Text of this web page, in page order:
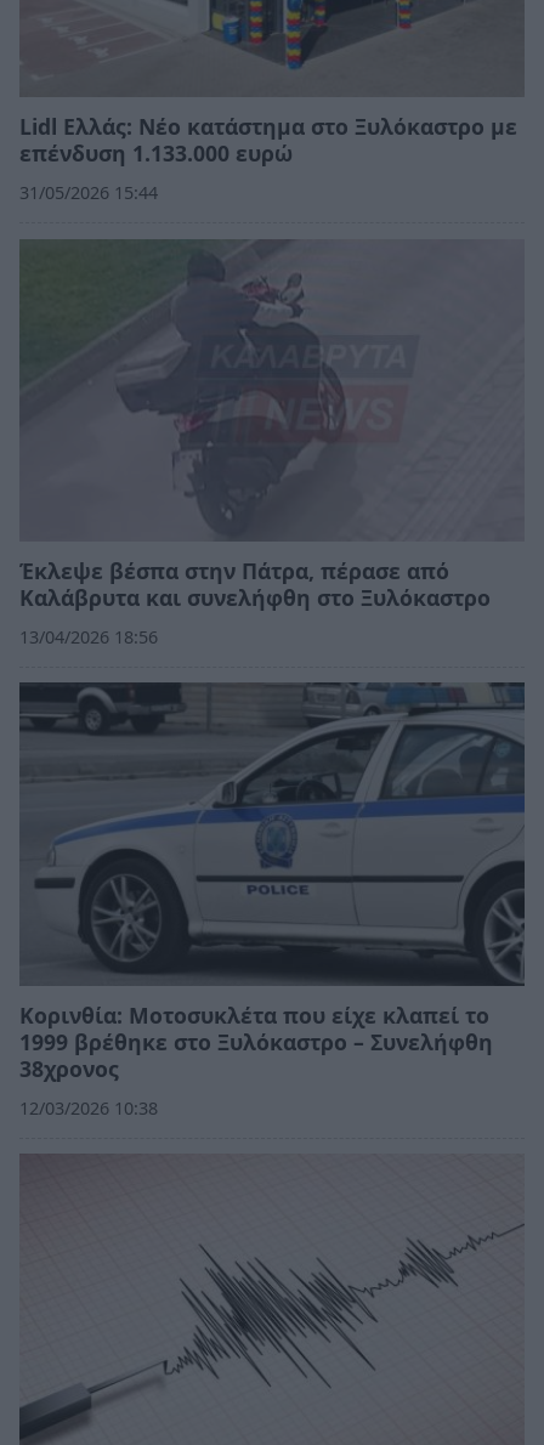
Lidl Ελλάς: Νέο κατάστημα στο Ξυλόκαστρο με
επένδυση 1.133.000 ευρώ
31/05/2026 15:44
Έκλεψε βέσπα στην Πάτρα, πέρασε από
Καλάβρυτα και συνελήφθη στο Ξυλόκαστρο
13/04/2026 18:56
Κορινθία: Μοτοσυκλέτα που είχε κλαπεί το
1999 βρέθηκε στο Ξυλόκαστρο – Συνελήφθη
38χρονος
12/03/2026 10:38